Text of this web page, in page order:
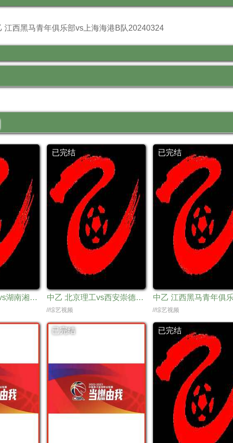
江西黑马青年俱乐部vs上海海港B队20240324
中乙 广东广州豹vs湖南湘涛20240323
已完结
中乙 北京理工vs西安崇德荣海20240324
//综艺视频
已完结
//综艺视频
已完结 已完结